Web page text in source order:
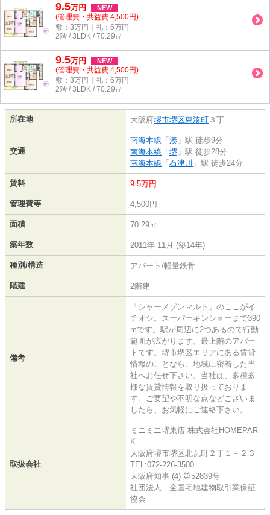
9.5万円 NEW
(管理費・共益費 4,500円)
敷：3万円｜礼：6万円
2階 / 3LDK / 70.29㎡
9.5万円 NEW
(管理費・共益費 4,500円)
敷：3万円｜礼：6万円
2階 / 3LDK / 70.29㎡
所在地 大阪府堺市堺区東湊町 ３丁
交通
南海本線 「 湊 」駅 徒歩9分
南海本線 「 堺 」駅 徒歩28分
南海本線 「 石津川 」駅 徒歩24分
賃料 9.5万円
管理費等 4,500円
面積 70.29㎡
築年数 2011年 11月 (築14年)
種別/構造 アパート/軽量鉄骨
階建 2階建
備考
「シャーメゾンマルト」のここがイ
チオシ。スーパーキンショーまで390
mです。駅が周辺に2つあるので行動
範囲が広がります。最上階のアパー
トです。堺市堺区エリアにある賃貸
情報のことなら、地域に密着した当
社へお任せ下さい。当社は、多種多
様な賃貸情報を取り扱っておりま
す。ご要望や不明な点などございま
したら、お気軽にご連絡下さい。
取扱会社
ミニミニ堺東店 株式会社HOMEPAR
K
大阪府堺市堺区北瓦町２丁１－２３
TEL:072-226-3500
大阪府知事 (4) 第52839号
社団法人 全国宅地建物取引業保証
協会